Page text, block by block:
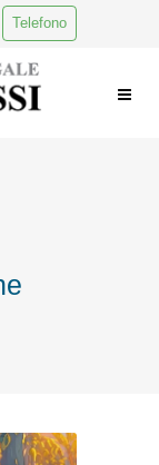
Telefono